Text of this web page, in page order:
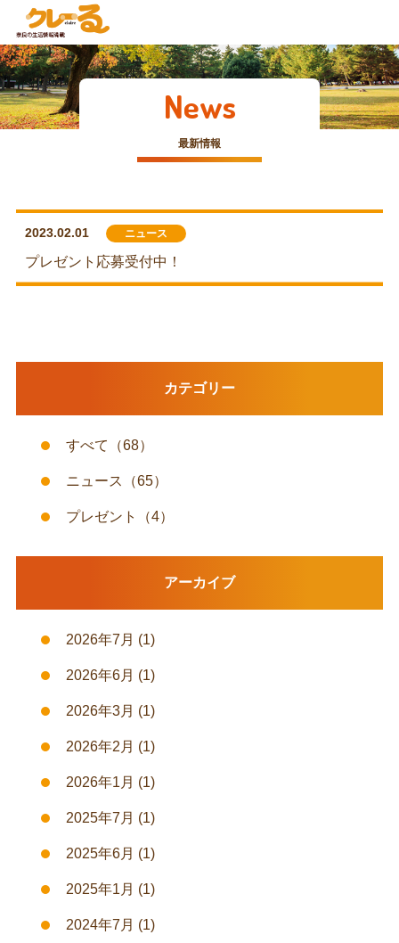
News
最新情報
カテゴリー
すべて （68）
ニュース （65）
プレゼント （4）
アーカイブ
2026年7月 (1)
2026年6月 (1)
2026年3月 (1)
2026年2月 (1)
2026年1月 (1)
2025年7月 (1)
2025年6月 (1)
2025年1月 (1)
2024年7月 (1)
2023.02.01 ニュース
プレゼント応募受付中！